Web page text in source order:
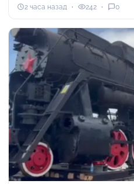
2 часа назад 242 0